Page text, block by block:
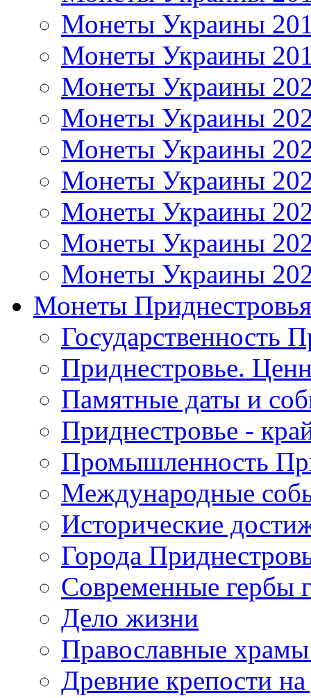
Монеты Украины
Монеты Украины
Монеты Украины
Монеты Украины
Монеты Украины
Монеты Украины
Монеты Украины
Монеты Украины
Монеты Украины
Монеты Приднестровья
Государственность
Приднестровье.
Памятные даты и
Приднестровье -
Промышленность
Международные
Исторические
Города
Современные гербы
Дело жизни
Православные
Древние крепости